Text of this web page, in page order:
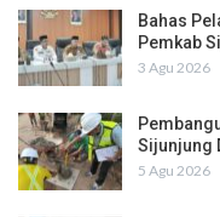
Bahas
Pemkab
3 Agu 2026
Sijunjung
5 Agu 2026